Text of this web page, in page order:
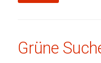
Grüne